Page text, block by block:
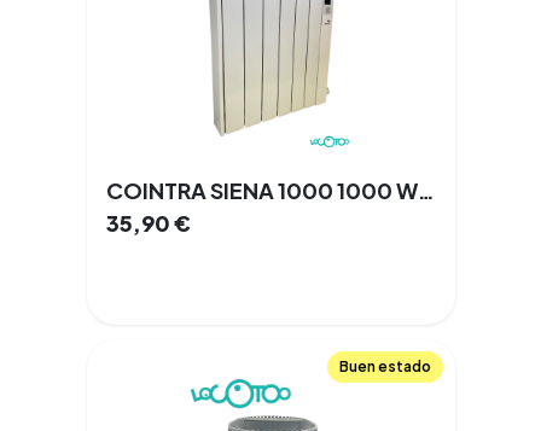
COINTRA SIENA 1000 1000 W 6 Elementos
35,90€
Buen estado